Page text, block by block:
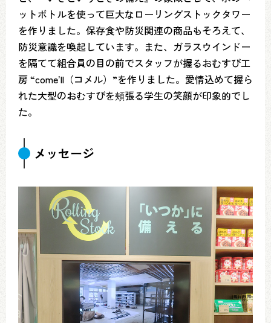
ットボトルを使って巨大なローリングストックタワー
を作りました。保存食や防災関連の商品もそろえて、
防災意識を喚起しています。また、ガラスウインドー
を隔てて組合員の目の前でスタッフが握るおむすび工
房 “comeʼll（コメル）”を作りました。愛情込めて握ら
れた大型のおむすびを頰張る学生の笑顔が印象的でし
た。
メッセージ